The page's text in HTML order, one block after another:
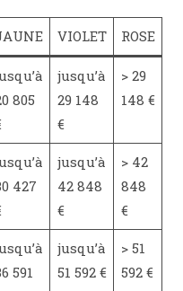
VIOLET ROSE
805
jusqu’à
29 148
€
> 29
148 €
427
jusqu’à
42 848
€
> 42
848
€
591
jusqu’à
51 592 €
> 51
592 €